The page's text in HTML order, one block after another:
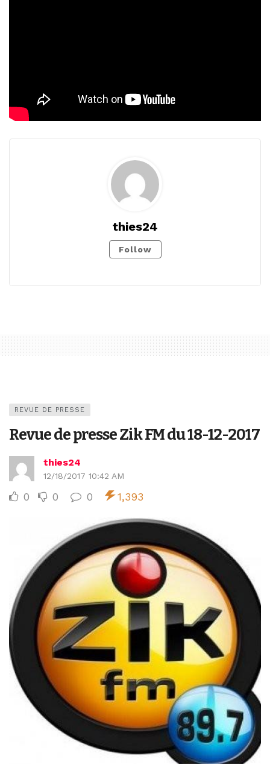
thies24
Follow
REVUE DE PRESSE
Revue de presse Zik FM du 18-12-2017
thies24
12/18/2017 10:42 AM
0 0 0 1,393